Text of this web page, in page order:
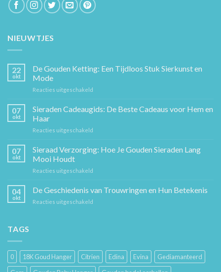
NIEUWTJES
22
okt
De Gouden Ketting: Een Tijdloos Stuk Sierkunst en
Mode
Reacties uitgeschakeld
Gouden
Ketting:
Sierkunst
en
07
okt
Sieraden Cadeaugids: De Beste Cadeaus voor Hem en
Haar
Reacties uitgeschakeld
Cadeaugids:
De
Hem
07
okt
Sieraad Verzorging: Hoe Je Gouden Sieraden Lang
Mooi Houdt
Reacties uitgeschakeld
Verzorging:
Hoe
04
okt
De Geschiedenis van Trouwringen en Hun Betekenis
Reacties uitgeschakeld
Hun
Betekenis
TAGS
0 18K Goud Hanger Citrien Edina Evina
Gediamanteerd